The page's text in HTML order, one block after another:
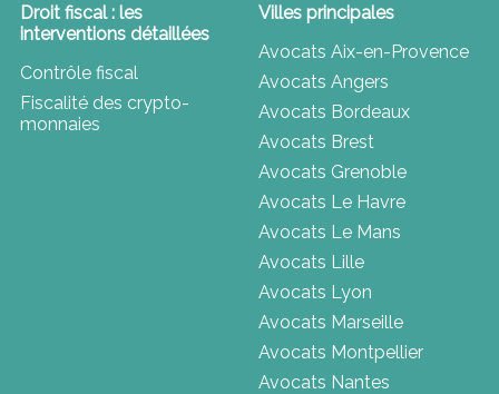
Droit fiscal : les
interventions détaillées
Contrôle fiscal
Fiscalité des crypto-
monnaies
Villes principales
Avocats Aix-en-Provence
Avocats Angers
Avocats Bordeaux
Avocats Brest
Avocats Grenoble
Avocats Le Havre
Avocats Le Mans
Avocats Lille
Avocats Lyon
Avocats Marseille
Avocats Montpellier
Avocats Nantes